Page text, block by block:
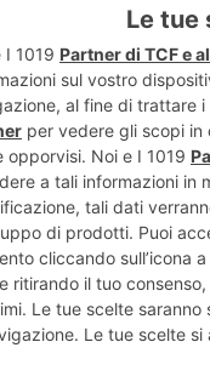
7 AGOSTO 2026
Più
apre a
RECENTI